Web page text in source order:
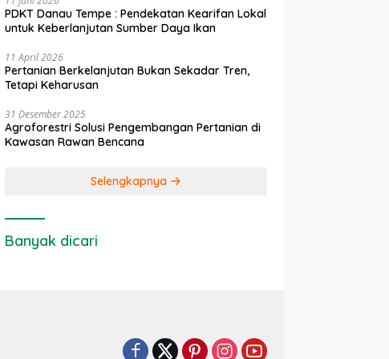
PDKT Danau Tempe : Pendekatan Kearifan Lokal
untuk Keberlanjutan Sumber Daya Ikan
11 April 2026
Pertanian Berkelanjutan Bukan Sekadar Tren,
Tetapi Keharusan
31 Desember 2025
Agroforestri Solusi Pengembangan Pertanian di
Kawasan Rawan Bencana
Selengkapnya
Banyak dicari